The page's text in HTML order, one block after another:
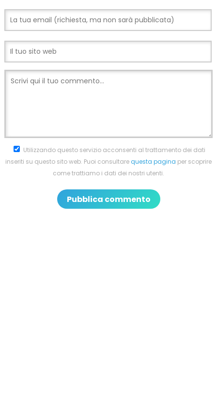
Utilizzando questo servizio acconsenti al trattamento dei dati
inseriti su questo sito web. Puoi consultarequesta pagina per scoprire
come trattiamo i dati dei nostri utenti.